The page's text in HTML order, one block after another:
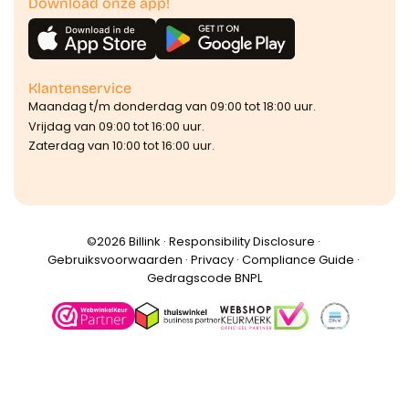
Klantenservice
Maandag t/m donderdag van 09:00 tot 18:00 uur.
Vrijdag van 09:00 tot 16:00 uur.
Zaterdag van 10:00 tot 16:00 uur.
©️2026 Billink · Responsibility Disclosure ·
Gebruiksvoorwaarden · Privacy· Compliance Guide ·
Gedragscode BNPL